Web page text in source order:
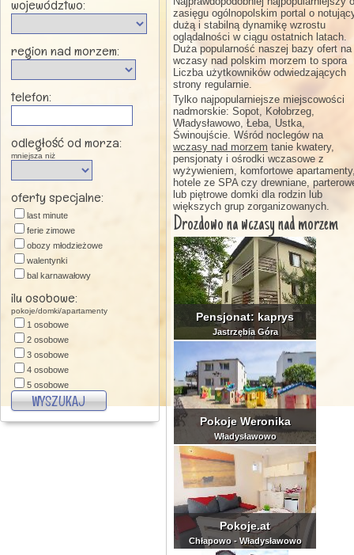
województwo:
region nad morzem:
telefon:
odległość od morza:
mniejsza niż
oferty specjalne:
last minute
ferie zimowe
obozy młodzieżowe
walentynki
bal karnawałowy
majówka
andrzejki
święta-sylwester
zielone szkoły
konferencje
pobyty wekkendowe
ilu osobowe:
pokoje/domki/apartamenty
1 osobowe
2 osobowe
3 osobowe
4 osobowe
5 osobowe
6 osobowe
7 osobowe
zasięgu ogólnopolskim portal o
dużą i stabilną dynamikę wzrostu
oglądalności w ciągu ostatnich latach.
Duża popularność naszej bazy ofert na
wczasy nad polskim morzem to spora
Liczba użytkowników odwiedzających
strony regularnie.
Tylko najpopularniejsze miejscowości
nadmorskie: Sopot, Kołobrzeg,
Władysławowo, Łeba, Ustka,
Świnoujście. Wśród noclegów na
wczasy nad morzem tanie kwatery,
pensjonaty i ośrodki wczasowe z
wyżywieniem, komfortowe
hotele ze SPA czy drewniane,
lub piętrowe domki dla rodzin lub
większych grup zorganizowanych.
Drozdowo na wczasy nad morzem
Pensjonat: kaprys
Jastrzębia Góra
Pokoje Weronika
Władysławowo
Pokoje.at
Chłapowo - Władysławowo